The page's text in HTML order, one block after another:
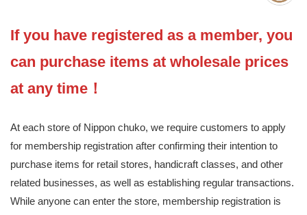
If you have registered as a member, you
can purchase items at wholesale prices
at any time！
At each store of Nippon chuko, we require customers to apply
for membership registration after confirming their intention to
purchase items for retail stores, handicraft classes, and other
related businesses, as well as establishing regular transactions.
While anyone can enter the store, membership registration is